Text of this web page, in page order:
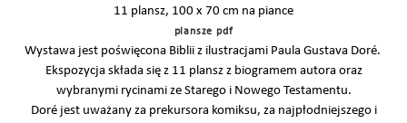
11 plansz, 100 x 70 cm na piance
plansze pdf
Wystawa jest poświęcona Biblii z ilustracjami Paula Gustava Doré.
Ekspozycja składa się z 11 plansz z biogramem autora oraz
wybranymi rycinami ze Starego i Nowego Testamentu.
Doré jest uważany za prekursora komiksu, za najpłodniejszego i